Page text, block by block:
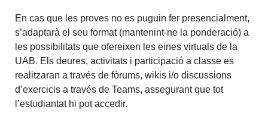
En cas que les proves no es puguin fer presencialment,
s’adaptarà el seu format (mantenint-ne la ponderació) a
les possibilitats que ofereixen les eines virtuals de la
UAB. Els deures, activitats i participació a classe es
realitzaran a través de fòrums, wikis i/o discussions
d’exercicis a través de Teams, assegurant que tot
l’estudiantat hi pot accedir.